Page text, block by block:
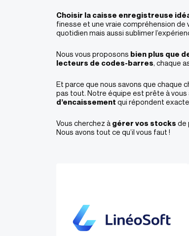
Choisir la caisse enregistreuse
finesse et une vraie compréhension de
quotidien mais aussi sublimer
Nous vous proposons bien plus que
lecteurs de codes-barres, chaque
Et parce que nous savons que chaque
pas tout. Notre équipe est prête à
d’encaissement qui répondent
Vous cherchez à gérer vos stocks de
Nous avons tout ce qu’il vous faut​ !